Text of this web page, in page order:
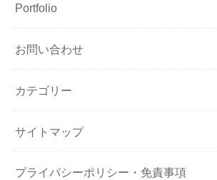
Portfolio
お問い合わせ
カテゴリー
サイトマップ
プライバシーポリシー・免責事項